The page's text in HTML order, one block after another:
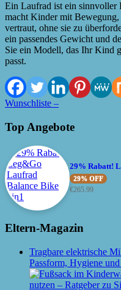
Ein Laufrad ist ein
macht Kinder mit
vertraut, ohne sie zu
ein passendes Gewicht und
Sie ein Modell, das Ihr Kind
passt.
Wunschliste –
Top Angebote
29% Rabatt!
29% OFF
€265.99
Eltern-Magazin
Tragbare elektrische
Passform, Hygiene